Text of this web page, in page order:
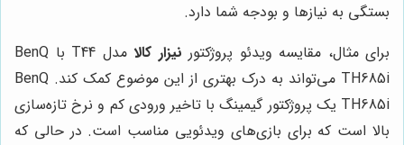
بستگی به نیازها و بودجه شما دارد.
برای مثال، مقایسه ویدئو پروژکتور نیزار کالا
مدل T44 با BenQ
TH685i می‌تواند به درک بهتری از این موضوع کمک کند. BenQ
TH685i یک پروژکتور گیمینگ با تاخیر ورودی کم و نرخ تازه‌سازی
بالا است که برای بازی‌های ویدئویی مناسب است. در حالی که